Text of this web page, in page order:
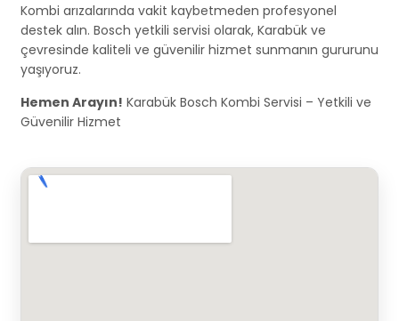
Kombi arızalarında vakit kaybetmeden profesyonel
destek alın. Bosch yetkili servisi olarak, Karabük ve
çevresinde kaliteli ve güvenilir hizmet sunmanın gururunu
yaşıyoruz.
Hemen Arayın! Karabük Bosch Kombi Servisi – Yetkili ve
Güvenilir Hizmet